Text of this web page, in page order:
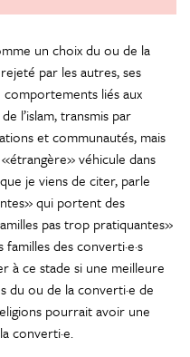
un choix du ou de la
par les autres, ses
liés aux
l’islam, transmis par
et communautés, mais
véhicule dans
je viens de citer, parle
qui portent des
pas trop pratiquantes»
des converti·e·s
à ce stade si une meilleure
du ou de la converti·e de
pourrait avoir une
converti·e.